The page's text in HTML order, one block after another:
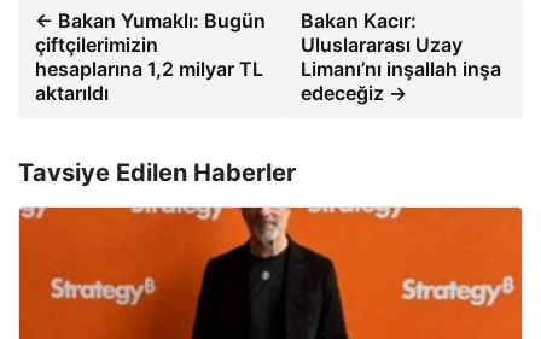
← Bakan Yumaklı: Bugün
çiftçilerimizin
hesaplarına 1,2 milyar TL
aktarıldı
Bakan Kacır:
Uluslararası Uzay
Limanı’nı inşallah inşa
edeceğiz →
Tavsiye Edilen Haberler